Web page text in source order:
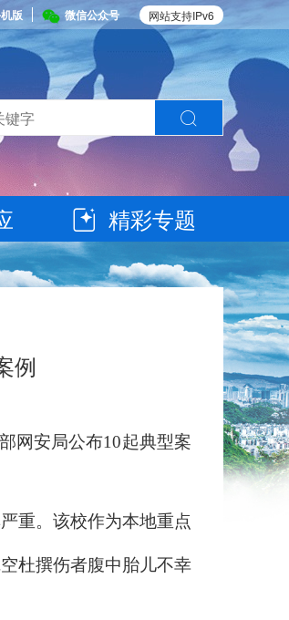
网站支持IPv6
版 微信公众号
精彩专题
例
网安局公布10起典型案
重。该校作为本地重点
杜撰伤者腹中胎儿不幸